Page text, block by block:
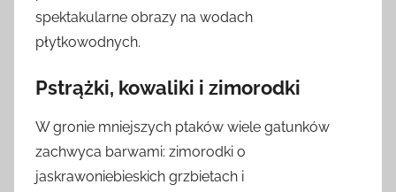
spektakularne obrazy na wodach
płytkowodnych.
Pstrążki, kowaliki i zimorodki
W gronie mniejszych ptaków wiele gatunków
zachwyca barwami: zimorodki o
jaskrawoniebieskich grzbietach i